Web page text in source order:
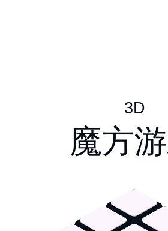
3D
魔方游